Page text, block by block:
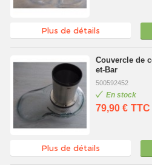
Plus de détails
Couvercle de
et-Bar
500592452
En stock
79,90 € TTC
Plus de détails